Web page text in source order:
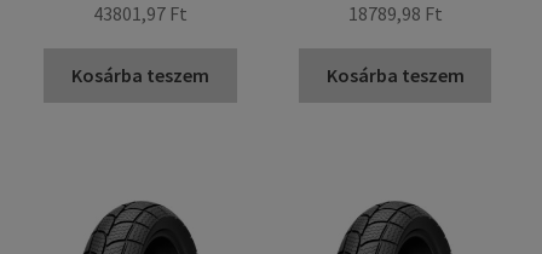
43801,97 Ft
Kosárba teszem
18789,98 Ft
Kosárba teszem